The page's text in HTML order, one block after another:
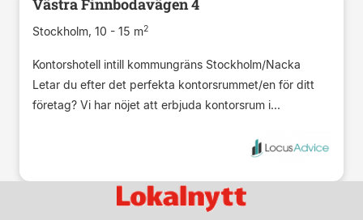
Västra Finnbodavägen 4
Stockholm, 10 - 15 m2
Kontorshotell intill kommungräns Stockholm/Nacka
Letar du efter det perfekta kontorsrummet/en för ditt
företag? Vi har nöjet att erbjuda kontorsrum i...